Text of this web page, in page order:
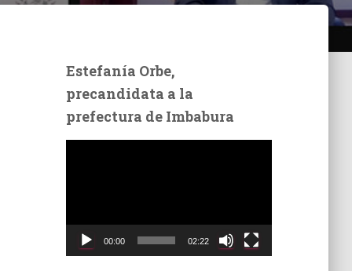
Estefanía Orbe,
precandidata a la
prefectura de Imbabura
00:00 02:22